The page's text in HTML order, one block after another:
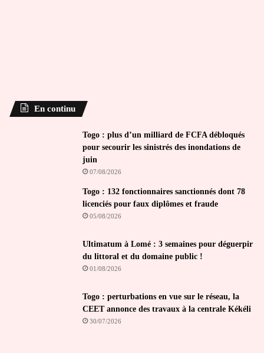
En continu
Togo : plus d’un milliard de FCFA débloqués
pour secourir les sinistrés des inondations de
juin
07/08/2026
Togo : 132 fonctionnaires sanctionnés dont 78
licenciés pour faux diplômes et fraude
05/08/2026
Ultimatum à Lomé : 3 semaines pour déguerpir
du littoral et du domaine public !
01/08/2026
Togo : perturbations en vue sur le réseau, la
CEET annonce des travaux à la centrale Kékéli
30/07/2026